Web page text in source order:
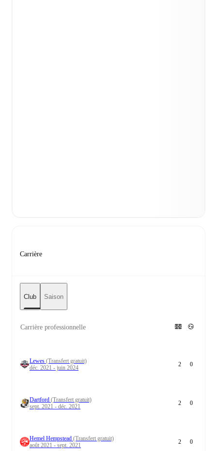
Carrière
Club Saison
Carrière professionnelle
Lewes (Transfert gratuit)
déc. 2021 - juin 2024
2 0
Dartford (Transfert gratuit)
sept. 2021 - déc. 2021
2 0
Hemel Hempstead (Transfert gratuit)
août 2021 - sept. 2021
2 0